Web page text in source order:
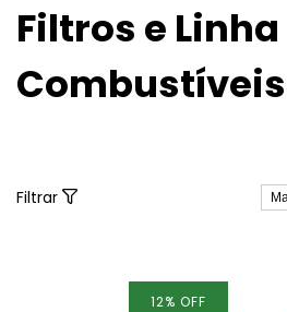
Filtros e
Combustíveis
Filtrar
12% OFF